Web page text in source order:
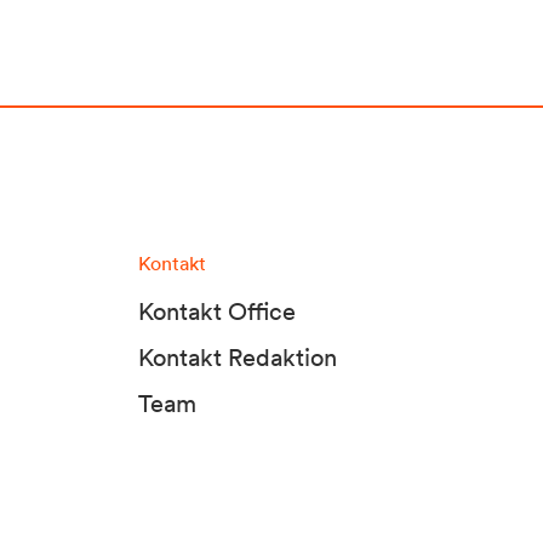
Kontakt
Kontakt Office
Kontakt Redaktion
Team